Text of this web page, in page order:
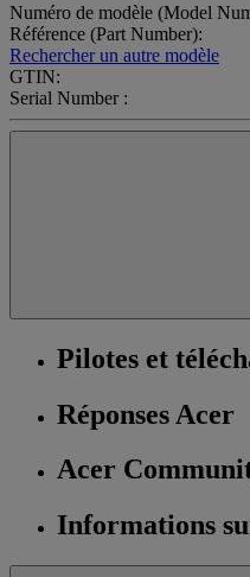
Numéro de modèle (Model
Référence (Part Number):
Rechercher un autre modèle
GTIN:
Serial Number :
Pilotes et
Réponses Acer
Acer
Informations